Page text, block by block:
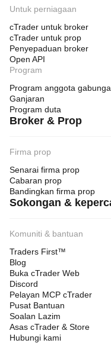
Untuk perniagaan
cTrader untuk broker
cTrader untuk prop
Penyepaduan broker
Open API
Program
Program anggota
Ganjaran
Program duta
Broker & Prop
Firma prop
Senarai firma prop
Cabaran prop
Bandingkan firma prop
Sokongan &
Komuniti & bantuan
Traders First™
Blog
Buka cTrader Web
Discord
Pelayan MCP cTrader
Pusat Bantuan
Soalan Lazim
Asas cTrader & Store
Hubungi kami